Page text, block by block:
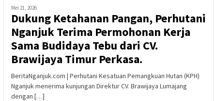
Mei 21, 2026
Dukung Ketahanan Pangan, Perhutani
Nganjuk Terima Permohonan Kerja
Sama Budidaya Tebu dari CV.
Brawijaya Timur Perkasa.
BeritaNganjuk.com | Perhutani Kesatuan Pemangkuan Hutan (KPH)
Nganjuk menerima kunjungan Direktur CV. Brawijaya Lumajang
dengan […]